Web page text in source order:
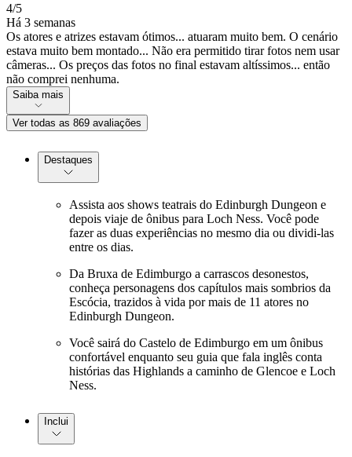
4/5
Há 3 semanas
Os atores e atrizes estavam ótimos... atuaram muito bem. O cenário
estava muito bem montado... Não era permitido tirar fotos nem usar
câmeras... Os preços das fotos no final estavam altíssimos... então
não comprei nenhuma.
Saiba mais
Ver todas as 869 avaliações
Destaques
Assista aos shows teatrais do Edinburgh Dungeon e
depois viaje de ônibus para Loch Ness. Você pode
fazer as duas experiências no mesmo dia ou dividi-las
entre os dias.
Da Bruxa de Edimburgo a carrascos desonestos,
conheça personagens dos capítulos mais sombrios da
Escócia, trazidos à vida por mais de 11 atores no
Edinburgh Dungeon.
Você sairá do Castelo de Edimburgo em um ônibus
confortável enquanto seu guia que fala inglês conta
histórias das Highlands a caminho de Glencoe e Loch
Ness.
Inclui